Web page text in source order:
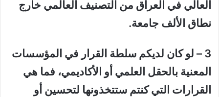
العالي في العراق من التصنيف العالمي خارج
نطاق الألف جامعة.
3
– لو كان لديكم سلطة القرار في المؤسسات
المعنية بالحقل العلمي أو الأكاديمي، فما هي
القرارات التي كنتم ستتخذونها لتحسين أو